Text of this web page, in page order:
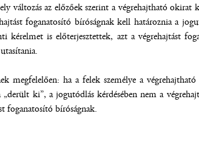
változás az előzőek szerint a végrehajtható
foganatosító bíróságnak kell határoznia a
kérelmet is előterjesztettek, azt a végrehajtást
megfelelően: ha a felek személye a
ki”, a jogutódlás kérdésében nem a
foganatosító bíróságnak.